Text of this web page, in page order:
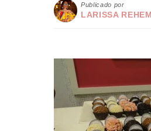
Publicado por
LARISSA REHEM